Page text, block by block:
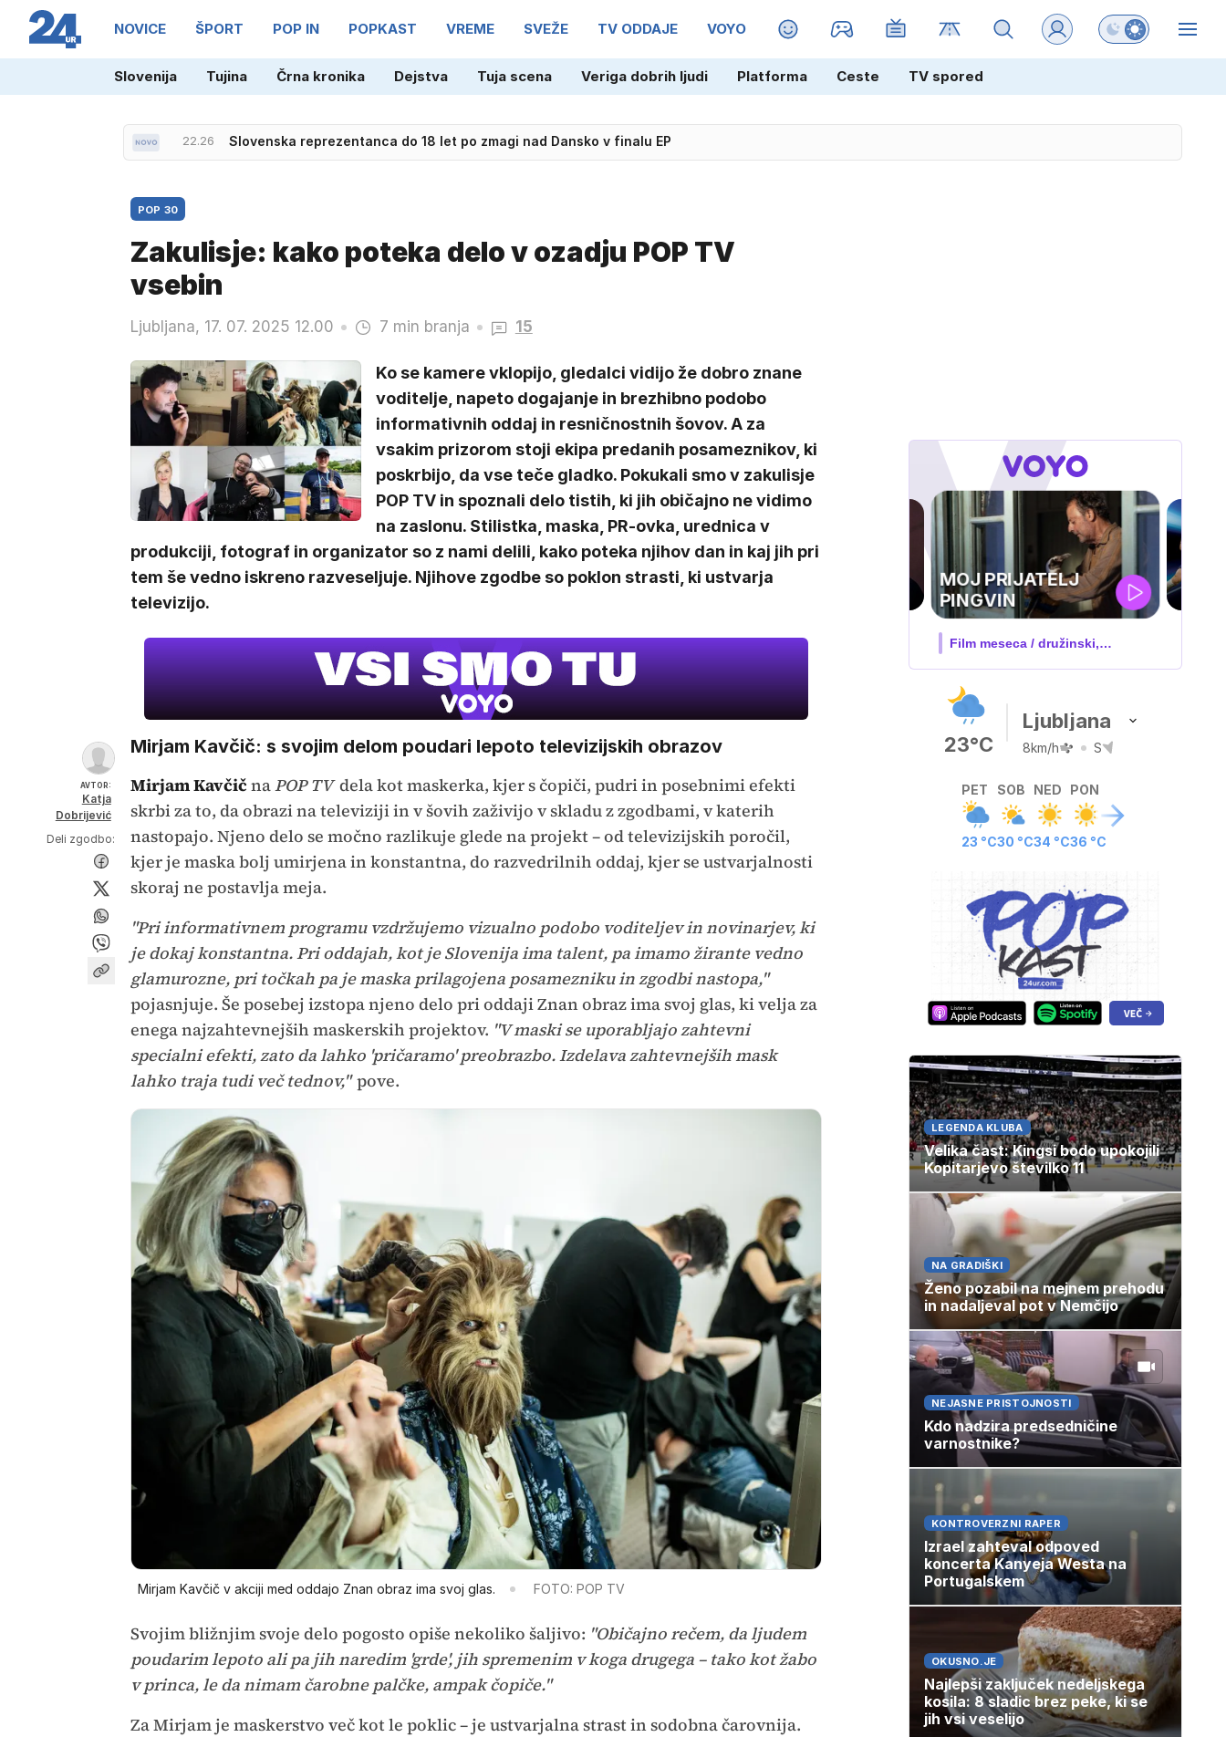
NOVICE ŠPORT POP IN POPKAST VREME SVEŽE TV ODDAJE VOYO MAGAZIN Preklopi barvni
Slovenija Tujina Črna kronika Dejstva Tuja scena Veriga dobrih ljudi Platforma Ceste TV spored
22.26 Slovenska reprezentanca do 18 let po zmagi nad Dansko v finalu EP
POP 30
Zakulisje: kako poteka delo v ozadju POP TV
vsebin
Ljubljana, 17. 07. 2025 12.00 7 min branja 15
Ko se kamere vklopijo, gledalci vidijo že dobro znane
voditelje, napeto dogajanje in brezhibno podobo
informativnih oddaj in resničnostnih šovov. A za
vsakim prizorom stoji ekipa predanih posameznikov, ki
poskrbijo, da vse teče gladko. Pokukali smo v zakulisje
POP TV in spoznali delo tistih, ki jih običajno ne vidimo
na zaslonu. Stilistka, maska, PR-ovka, urednica v
produkciji, fotograf in organizator so z nami delili, kako poteka njihov dan in kaj jih pri
tem še vedno iskreno razveseljuje. Njihove zgodbe so poklon strasti, ki ustvarja
televizijo.
AVTOR:
Katja
Dobrijević
Deli zgodbo:
Mirjam Kavčič: s svojim delom poudari lepoto televizijskih obrazov
Mirjam Kavčič naPOP TVdela kot maskerka, kjer s čopiči, pudri in posebnimi efekti
skrbi za to, da obrazi na televiziji in v šovih zaživijo v skladu z zgodbami, v katerih
nastopajo. Njeno delo se močno razlikuje glede na projekt – od televizijskih poročil,
kjer je maska bolj umirjena in konstantna, do razvedrilnih oddaj, kjer se ustvarjalnosti
skoraj ne postavlja meja.
"Pri informativnem programu vzdržujemo vizualno podobo voditeljev in novinarjev, ki
je dokaj konstantna. Pri oddajah, kot je Slovenija ima talent, pa imamo žirante vedno
glamurozne, pri točkah pa je maska prilagojena posamezniku in zgodbi nastopa,"
pojasnjuje. Še posebej izstopa njeno delo pri oddaji Znan obraz ima svoj glas, ki velja za
enega najzahtevnejših maskerskih projektov. "V maski se uporabljajo zahtevni
specialni efekti, zato da lahko 'pričaramo' preobrazbo. Izdelava zahtevnejših mask
lahko traja tudi več tednov,"pove.
Mirjam Kavčič v akciji med oddajo Znan obraz ima svoj glas. FOTO: POP TV
Svojim bližnjim svoje delo pogosto opiše nekoliko šaljivo: "Običajno rečem, da ljudem
poudarim lepoto ali pa jih naredim 'grde', jih spremenim v koga drugega – tako kot žabo
v princa, le da nimam čarobne palčke, ampak čopiče."
Za Mirjam je maskerstvo več kot le poklic – je ustvarjalna strast in sodobna čarovnija.
UEFA
SUPERPOKAL
V živo na VOYO: sreda ob 20.30
23°C
Ljubljana
8km/h S
PET
23 °C
SOB
30 °C
NED
34 °C
PON
36 °C
LEGENDA KLUBA
Velika čast: Kingsi bodo upokojili
Kopitarjevo številko 11
NA GRADIŠKI
Ženo pozabil na mejnem prehodu
in nadaljeval pot v Nemčijo
NEJASNE PRISTOJNOSTI
Kdo nadzira predsedničine
varnostnike?
KONTROVERZNI RAPER
Izrael zahteval odpoved
koncerta Kanyeja Westa na
Portugalskem
OKUSNO.JE
Najlepši zaključek nedeljskega
kosila: 8 sladic brez peke, ki se
jih vsi veselijo